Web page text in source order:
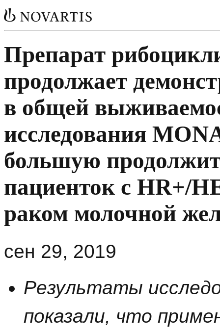
Препарат
продолжает
в общей
исследования
большую
пациенток с HR+/
раком молочной
сен 29, 2019
Результаты
показали, что